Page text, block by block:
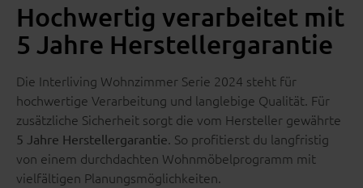
Hochwertig verarbeitet mit
5 Jahre Herstellergarantie
Die Interliving Wohnzimmer Serie 2024 steht für
hochwertige Verarbeitung und langlebige Qualität. Für
zusätzliche Sicherheit sorgt die vom Hersteller gewährte
5 Jahre Herstellergarantie. So profitierst du langfristig
von einem durchdachten Wohnmöbelprogramm mit
vielfältigen Planungsmöglichkeiten.